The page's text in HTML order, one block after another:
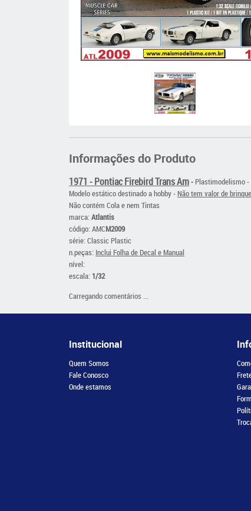
Informações do Produto
1971 - Pontiac Firebird Trans Am- Plastimodelismo
Modelo estático destinado a hobby - Não tem valor de
Não contém Cola e nem Tintas
marca:Atlantis
código: AMCM2009
série: Classic Plastic
n.peças: Inclui Folha de Decal e Manual
nível:
escala: 1/32
Carregando comentários ...
Institucional
Quem Somos
Fale Conosco
Onde estamos